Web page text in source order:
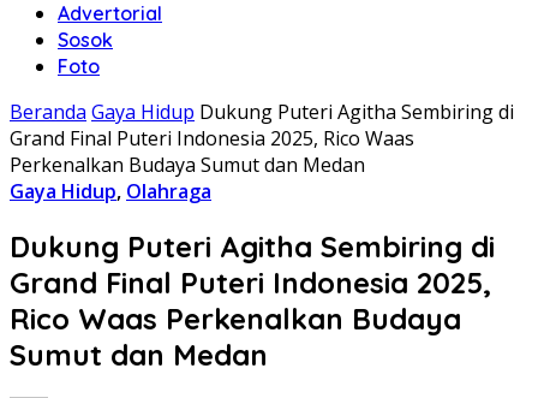
Advertorial
Sosok
Foto
Beranda Gaya Hidup Dukung Puteri Agitha Sembiring di
Grand Final Puteri Indonesia 2025, Rico Waas
Perkenalkan Budaya Sumut dan Medan
Gaya Hidup, Olahraga
Dukung Puteri Agitha Sembiring di
Grand Final Puteri Indonesia 2025,
Rico Waas Perkenalkan Budaya
Sumut dan Medan